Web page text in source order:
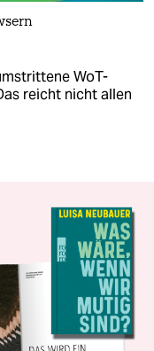
WoT-
reicht nicht allen